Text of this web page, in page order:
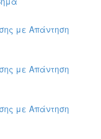
με Απάντηση
με Απάντηση
με Απάντηση